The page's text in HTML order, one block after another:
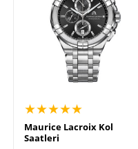
★★★★★
Maurice Lacroix Kol
Saatleri